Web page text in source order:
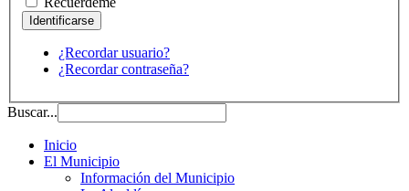
¿Recordar usuario?
¿Recordar contraseña?
Buscar...
Inicio
El Municipio
Información del Municipio